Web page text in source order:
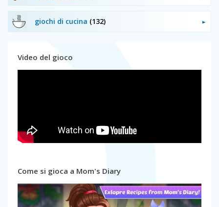
giochi di cucina (132)
Video del gioco
Come si gioca a Mom's Diary